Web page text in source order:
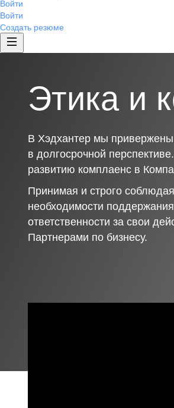
Войти
Войти
Создать резюме
Этика и
В Хэдхантер мы привержены
в долгосрочной
развитию комплаенс в
Принимая и строго
необходимости
ответственности за свои
Партнерами по бизнесу.